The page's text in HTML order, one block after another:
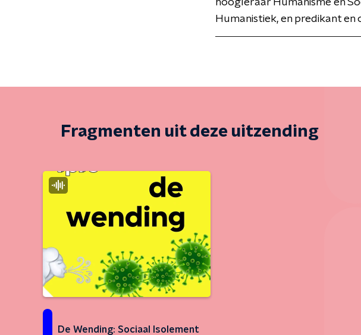
hoogleraar Humanisme en
Humanistiek, en predikant en
Fragmenten uit deze uitzending
De Wending: Sociaal Isolement